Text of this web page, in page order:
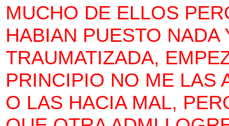
MUCHO DE ELLOS
HABIAN PUESTO NADA
TRAUMATIZADA,
PRINCIPIO NO ME LAS
O LAS HACIA MAL,